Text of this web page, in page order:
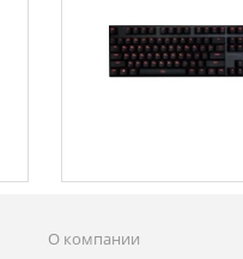
О компании